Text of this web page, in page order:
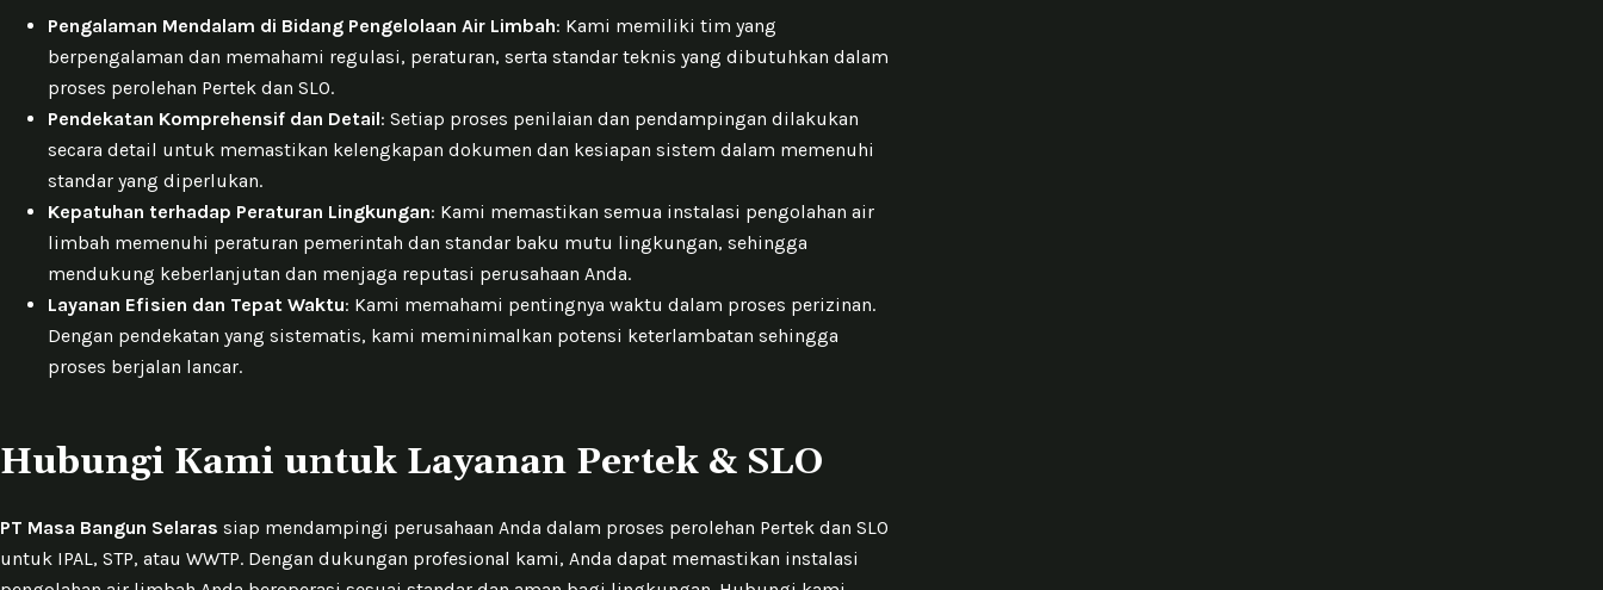
Pengalaman Mendalam di Bidang Pengelolaan Air Limbah: Kami memiliki tim yang
berpengalaman dan memahami regulasi, peraturan, serta standar teknis yang dibutuhkan dalam
proses perolehan Pertek dan SLO.
Pendekatan Komprehensif dan Detail: Setiap proses penilaian dan pendampingan dilakukan
secara detail untuk memastikan kelengkapan dokumen dan kesiapan sistem dalam memenuhi
standar yang diperlukan.
Kepatuhan terhadap Peraturan Lingkungan: Kami memastikan semua instalasi pengolahan air
limbah memenuhi peraturan pemerintah dan standar baku mutu lingkungan, sehingga
mendukung keberlanjutan dan menjaga reputasi perusahaan Anda.
Layanan Efisien dan Tepat Waktu: Kami memahami pentingnya waktu dalam proses perizinan.
Dengan pendekatan yang sistematis, kami meminimalkan potensi keterlambatan sehingga
proses berjalan lancar.
Hubungi Kami untuk Layanan Pertek & SLO
PT Masa Bangun Selaras siap mendampingi perusahaan Anda dalam proses perolehan Pertek dan SLO
untuk IPAL, STP, atau WWTP. Dengan dukungan profesional kami, Anda dapat memastikan instalasi